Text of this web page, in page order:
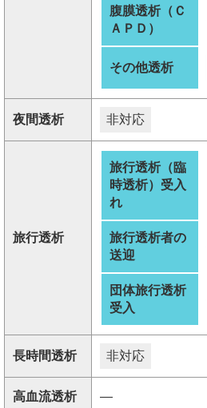
腹膜透析（Ｃ
ＡＰＤ）
その他透析
夜間透析 非対応
旅行透析
旅行透析（臨
時透析）受入
れ
旅行透析者の
送迎
団体旅行透析
受入
長時間透析 非対応
高血流透析 ―